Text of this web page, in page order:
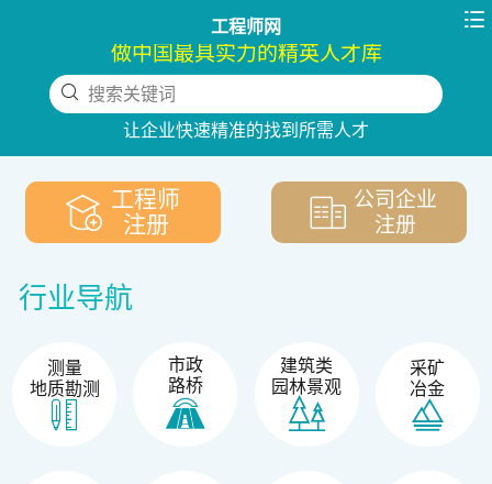
工程师网 
做中国最具实力的精英人才库
搜索关键词
让企业快速精准的找到所需人才
下拉刷新
工程师
注册
公司企业
注册
行业导航
测量
地质勘测
市政
路桥
建筑类
园林景观
采矿
冶金